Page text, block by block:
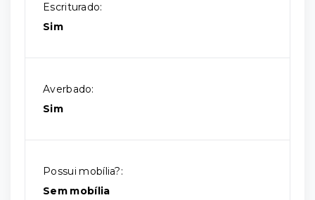
Escriturado:
Sim
Averbado:
Sim
Possui mobília?:
Sem mobília